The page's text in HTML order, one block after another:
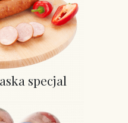
specjal